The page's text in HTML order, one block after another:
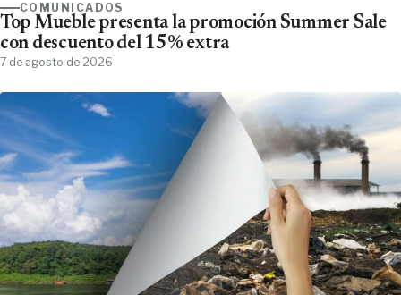
COMUNICADOS
Top Mueble presenta la promoción Summer Sale
con descuento del 15% extra
7 de agosto de 2026